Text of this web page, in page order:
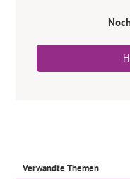
Verwandte Themen